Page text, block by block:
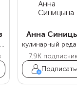
блогер @oblomoffrecipe
Анна
7.9K